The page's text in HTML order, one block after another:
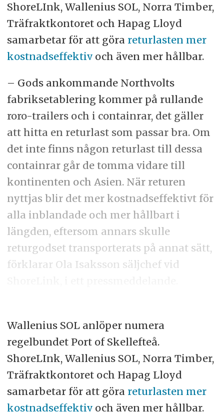
ShoreLInk, Wallenius SOL, Norra Timber,
Träfraktkontoret och Hapag Lloyd
samarbetar för att göra returlasten mer
kostnadseffektiv och även mer hållbar.
– Gods ankommande Northvolts
fabriksetablering kommer på rullande
roro-trailers och i containrar, det gäller
att hitta en returlast som passar bra. Om
det inte finns någon returlast till dessa
containrar går de tomma vidare till
kontinenten och Asien. När returen
nyttjas blir det mer kostnadseffektivt för
alla inblandade och mer hållbart i
längden, eftersom annars skulle
returgodset transporterats på annat sätt,
förklarar Ola Isaksson säljchef vid
Wallenius SOL anlöper numera
regelbundet Port of Skellefteå.
ShoreLInk, Wallenius SOL, Norra Timber,
Träfraktkontoret och Hapag Lloyd
samarbetar för att göra returlasten mer
kostnadseffektiv och även mer hållbar.